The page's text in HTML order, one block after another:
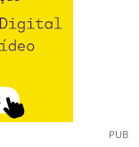
PUB